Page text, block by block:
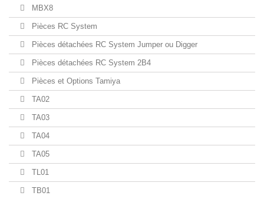
MBX8
Pièces RC System
Pièces détachées RC System Jumper ou Digger
Pièces détachées RC System 2B4
Pièces et Options Tamiya
TA02
TA03
TA04
TA05
TL01
TB01